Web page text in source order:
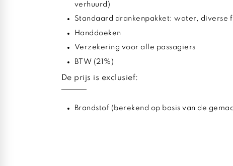
verhuurd)
Standaard drankenpakket: water, diverse
Handdoeken
Verzekering voor alle passagiers
BTW (21%)
De prijs is exclusief:
Brandstof (berekend op basis van de